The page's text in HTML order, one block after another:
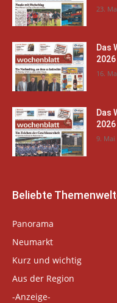
23.
Das
16.
Das
9. Mai
Beliebte
Panorama
Neumarkt
Kurz und wichtig
Aus der Region
-Anzeige-